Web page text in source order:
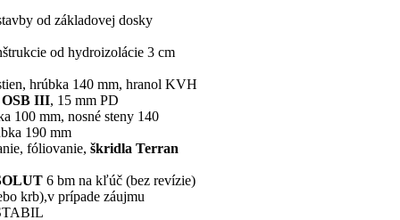
od základovej dosky
od hydroizolácie 3 cm
hrúbka 140 mm, hranol KVH
OSB III, 15 mm PD
100 mm, nosné steny 140
190 mm
fóliovanie, škridla Terran
6 bm na kľúč (bez revízie)
krb),v prípade záujmu